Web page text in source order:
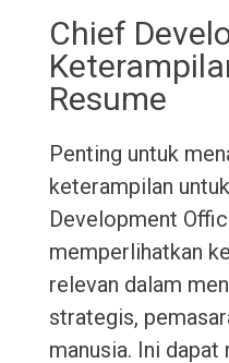
Chief
Resume
Penting untuk
keterampilan
Development
memperlihatkan
relevan dalam
strategis,
manusia. Ini dapat